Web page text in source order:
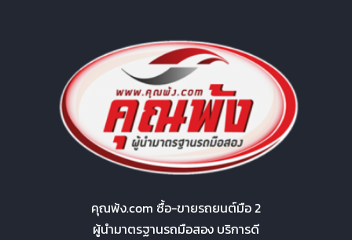
คุณพ้ง.com ซื้อ-ขายรถยนต์มือ 2
ผู้นำมาตรฐานรถมือสอง บริการดี